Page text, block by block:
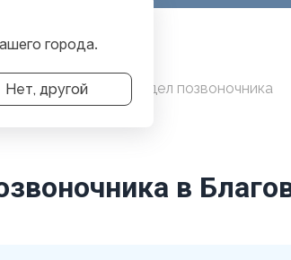
города.
Нет, другойШейный отдел позвоночника
в